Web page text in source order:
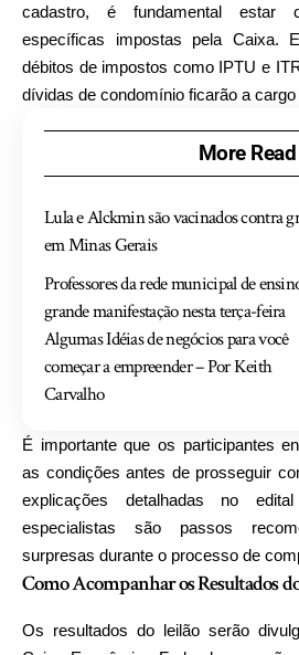
cadastro, é fundamental estar
específicas impostas pela Caixa.
débitos de impostos como IPTU e
dívidas de condomínio ficarão a
More Read
Lula e Alckmin são vacinados contra
em Minas Gerais
Professores da rede municipal de
grande manifestação nesta terça-feira
Algumas Idéias de negócios para você
começar a empreender – Por Keith
Carvalho
É importante que os participantes
as condições antes de prosseguir
explicações detalhadas no
especialistas são passos
surpresas durante o processo de
Como Acompanhar os Resultados
Os resultados do leilão serão